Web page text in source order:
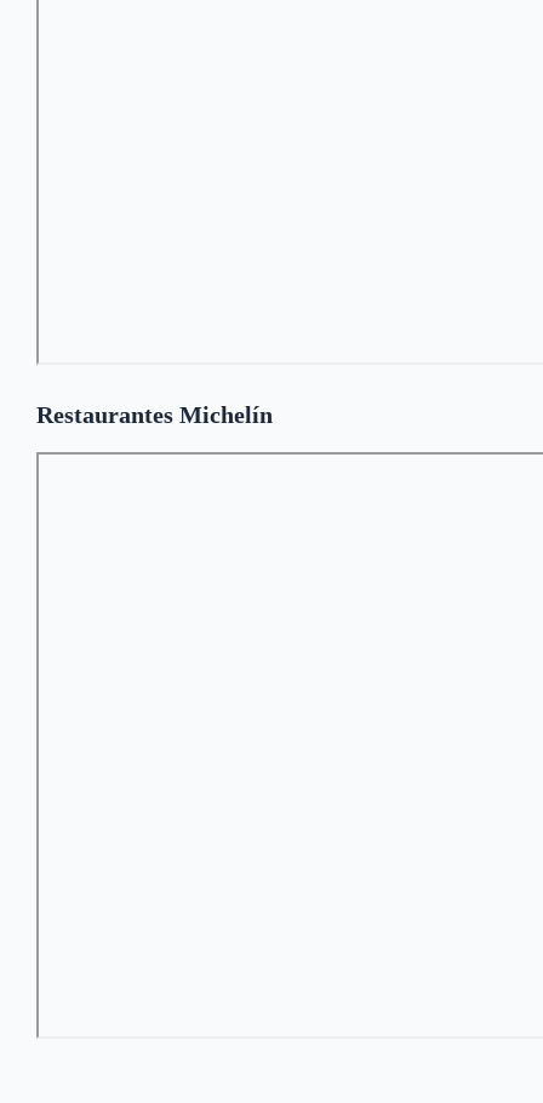
Restaurantes Michelín